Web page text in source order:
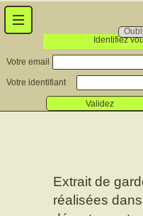
Identifiez
Votre email
Votre identifiant
Validez
Extrait de
réalisées